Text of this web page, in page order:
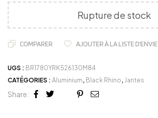
Rupture de stock
COMPARER AJOUTER À LA LISTE D'ENVIE
UGS : BR1780YRK526130M84
CATÉGORIES : Aluminium, Black Rhino, Jantes
Share:
Facebook
TwitterLinkedin
Google+
Pinterest
Email